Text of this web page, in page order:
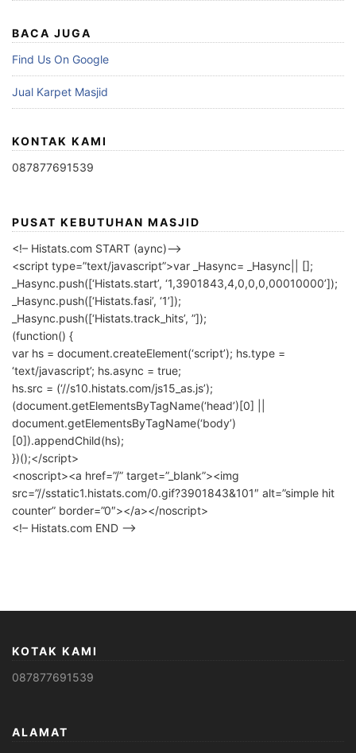
BACA JUGA
Find Us On Google
Jual Karpet Masjid
KONTAK KAMI
087877691539
PUSAT KEBUTUHAN MASJID
<!– Histats.com START (aync)–>
<script type=”text/javascript”>var _Hasync= _Hasync|| [];
_Hasync.push([‘Histats.start’, ‘1,3901843,4,0,0,0,00010000’]);
_Hasync.push([‘Histats.fasi’, ‘1’]);
_Hasync.push([‘Histats.track_hits’, ”]);
(function() {
var hs = document.createElement(‘script’); hs.type =
‘text/javascript’; hs.async = true;
hs.src = (‘//s10.histats.com/js15_as.js’);
(document.getElementsByTagName(‘head’)[0] ||
document.getElementsByTagName(‘body’)
[0]).appendChild(hs);
})();</script>
<noscript><a href=”/” target=”_blank”><img
src=”//sstatic1.histats.com/0.gif?3901843&101″ alt=”simple hit
counter” border=”0″></a></noscript>
<!– Histats.com END –>
KOTAK KAMI
087877691539
ALAMAT